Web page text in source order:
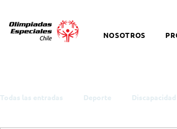
NOSOTROS
Todas las entradas Deporte Discapacidad